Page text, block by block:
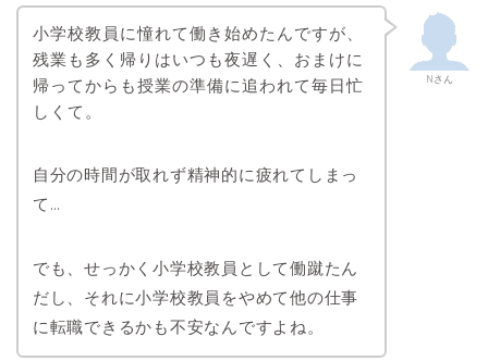
Nさん
小学校教員に憧れて働き始めたんですが、
残業も多く帰りはいつも夜遅く、おまけに
帰ってからも授業の準備に追われて毎日忙
しくて。
自分の時間が取れず精神的に疲れてしまっ
て…
でも、せっかく小学校教員として働蹴たん
だし、それに小学校教員をやめて他の仕事
に転職できるかも不安なんですよね。